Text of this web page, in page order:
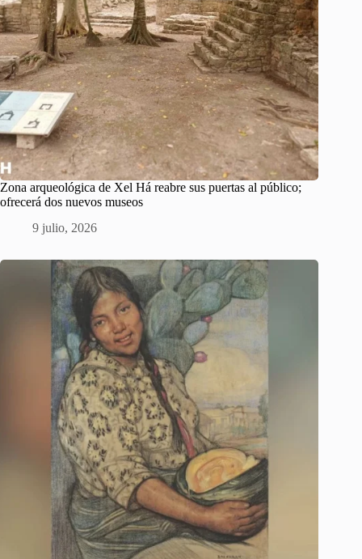
Zona arqueológica de Xel Há reabre sus puertas al público;
ofrecerá dos nuevos museos
9 julio, 2026